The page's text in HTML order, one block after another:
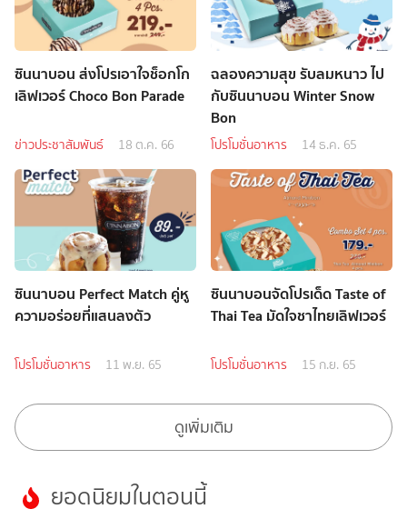
ซินนาบอน ส่งโปรเอาใจช็อกโก
เลิฟเวอร์ Choco Bon Parade
ข่าวประชาสัมพันธ์ 18 ต.ค. 66
ฉลองความสุข รับลมหนาว ไป
กับซินนาบอน Winter Snow
Bon
โปรโมชั่นอาหาร 14 ธ.ค. 65
ซินนาบอน Perfect Match คู่หู
ความอร่อยที่แสนลงตัว
โปรโมชั่นอาหาร 11 พ.ย. 65
ซินนาบอนจัดโปรเด็ด Taste of
Thai Tea มัดใจชาไทยเลิฟเวอร์
โปรโมชั่นอาหาร 15 ก.ย. 65
ดูเพิ่มเติม
ยอดนิยมในตอนนี้